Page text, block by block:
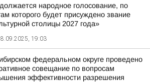
народное голосование, по
которого будет присуждено звание
столицы 2027 года»
19:03
федеральном округе проведено
совещание по вопросам
эффективности разрешения